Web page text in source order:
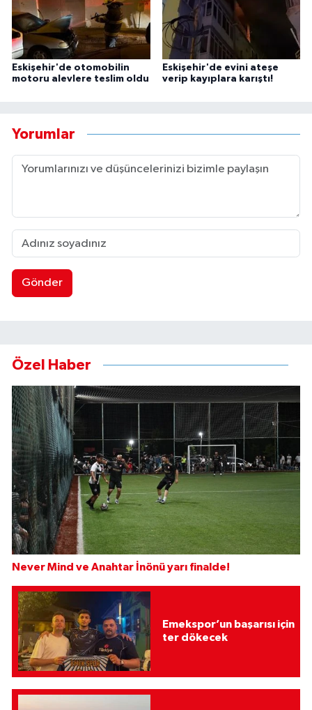
Eskişehir'de otomobilin
motoru alevlere teslim oldu
Eskişehir'de evini ateşe
verip kayıplara karıştı!
Yorumlar
Gönder
Özel Haber
Never Mind ve Anahtar İnönü yarı finalde!
Emekspor’un başarısı için
ter dökecek